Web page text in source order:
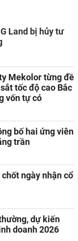
Land bị hủy tư
Mekolor từng đề
tốc độ cao Bắc
vốn tự có
bố hai ứng viên
trần
ngày nhận cổ
dự kiến
doanh 2026